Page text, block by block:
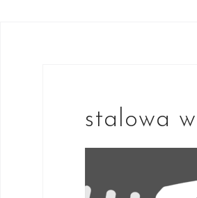
stalowa